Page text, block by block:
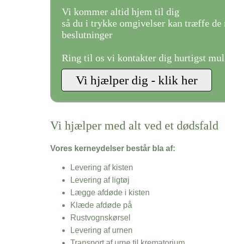
Vi kommer altid hjem til dig
så du i trykke omgivelser kan træffe de
beslutninger
Ring til os vi kontakter dig hurtigst
Vi hjælper med alt ved et dødsfald
Vores kerneydelser består bla af:
Levering af kisten
Levering af ligtøj
Lægge afdøde i kisten
Klæde afdøde på
Rustvognskørsel
Levering af urnen